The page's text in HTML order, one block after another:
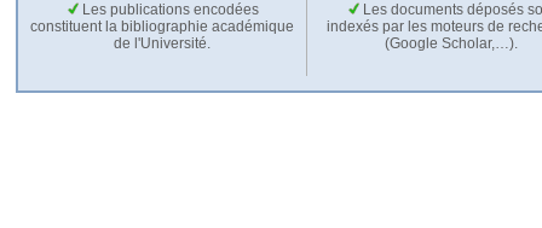
Les publications encodées
constituent la bibliographie académique
de l'Université.
Les documents déposés
indexés par les moteurs de
(Google Scholar,…).